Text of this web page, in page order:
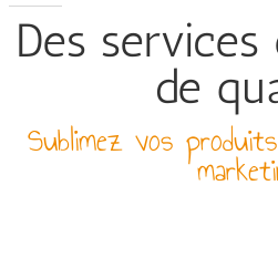
Des
de
Sublimez vos